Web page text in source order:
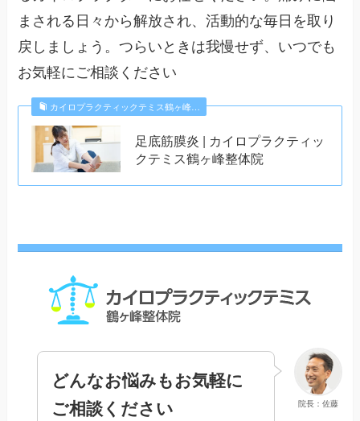
まされる日々から解放され、活動的な毎日を取り
戻しましょう。つらいときは我慢せず、いつでも
お気軽にご相談ください
カイロプラクティックテミス鶴ヶ峰…
足底筋膜炎 | カイロプラクティッ
クテミス鶴ヶ峰整体院
院長：佐藤
どんなお悩みもお気軽に
ご相談ください